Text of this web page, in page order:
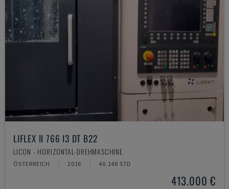
LIFLEX II 766 I3 DT B22
LICON - HORIZONTAL-DREHMASCHINE
ÖSTERREICH 2016 40.148 STD
413.000 €